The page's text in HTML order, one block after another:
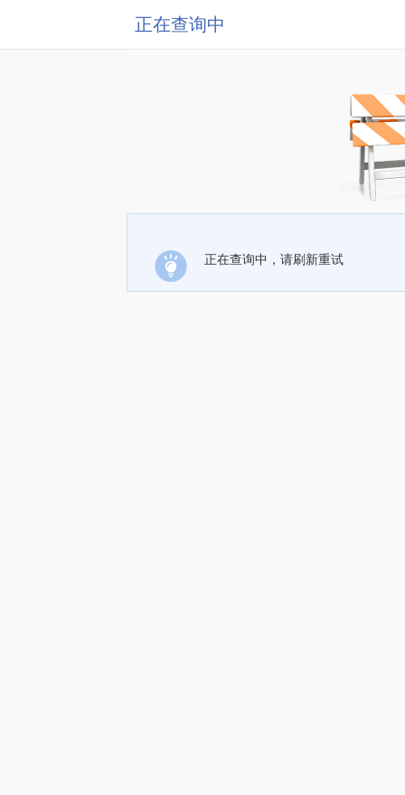
正在查询中
正在查询中，请刷新重试